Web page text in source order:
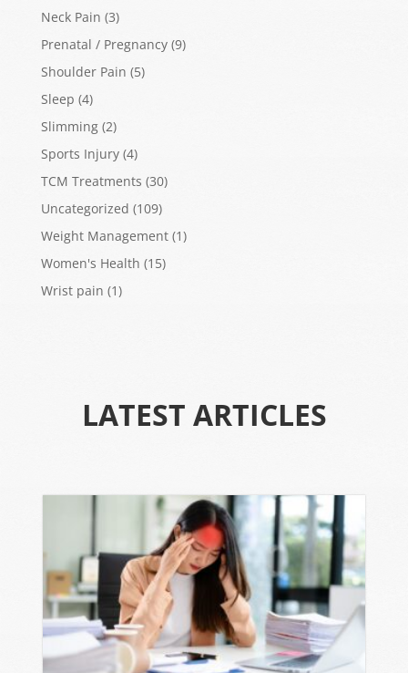
Neck Pain (3)
Prenatal / Pregnancy(9)
Shoulder Pain (5)
Sleep (4)
Slimming(2)
Sports Injury(4)
TCM Treatments (30)
Uncategorized (109)
Weight Management(1)
Women's Health (15)
Wrist pain (1)
LATEST ARTICLES